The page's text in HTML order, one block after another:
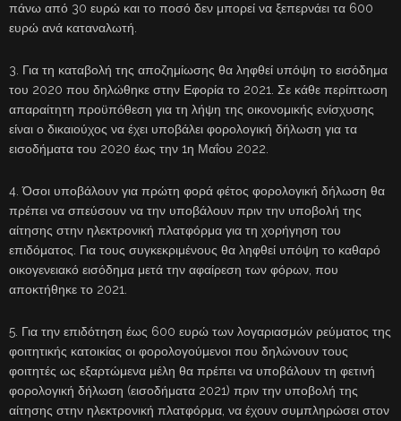
πάνω από 30 ευρώ και το ποσό δεν μπορεί να ξεπερνάει τα 600
ευρώ ανά καταναλωτή.
3. Για τη καταβολή της αποζημίωσης θα ληφθεί υπόψη το εισόδημα
του 2020 που δηλώθηκε στην Εφορία το 2021. Σε κάθε περίπτωση
απαραίτητη προϋπόθεση για τη λήψη της οικονομικής ενίσχυσης
είναι ο δικαιούχος να έχει υποβάλει φορολογική δήλωση για τα
εισοδήματα του 2020 έως την 1η Μαΐου 2022.
4. Όσοι υποβάλουν για πρώτη φορά φέτος φορολογική δήλωση θα
πρέπει να σπεύσουν να την υποβάλουν πριν την υποβολή της
αίτησης στην ηλεκτρονική πλατφόρμα για τη χορήγηση του
επιδόματος. Για τους συγκεκριμένους θα ληφθεί υπόψη το καθαρό
οικογενειακό εισόδημα μετά την αφαίρεση των φόρων, που
αποκτήθηκε το 2021.
5. Για την επιδότηση έως 600 ευρώ των λογαριασμών ρεύματος της
φοιτητικής κατοικίας οι φορολογούμενοι που δηλώνουν τους
φοιτητές ως εξαρτώμενα μέλη θα πρέπει να υποβάλουν τη φετινή
φορολογική δήλωση (εισοδήματα 2021) πριν την υποβολή της
αίτησης στην ηλεκτρονική πλατφόρμα, να έχουν συμπληρώσει στον